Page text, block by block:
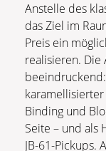
Anstelle des
das Ziel im
Preis ein
realisieren. Die
Binding und
Seite – und als
JB-61-Pickups.